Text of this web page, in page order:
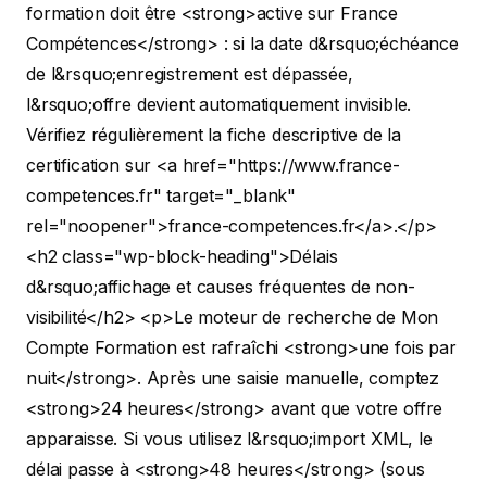
formation doit être <strong>active sur France
Compétences</strong> : si la date d&rsquo;échéance
de l&rsquo;enregistrement est dépassée,
l&rsquo;offre devient automatiquement invisible.
Vérifiez régulièrement la fiche descriptive de la
certification sur <a href="https://www.france-
competences.fr" target="_blank"
rel="noopener">france-competences.fr</a>.</p>
<h2 class="wp-block-heading">Délais
d&rsquo;affichage et causes fréquentes de non-
visibilité</h2> <p>Le moteur de recherche de Mon
Compte Formation est rafraîchi <strong>une fois par
nuit</strong>. Après une saisie manuelle, comptez
<strong>24 heures</strong> avant que votre offre
apparaisse. Si vous utilisez l&rsquo;import XML, le
délai passe à <strong>48 heures</strong> (sous